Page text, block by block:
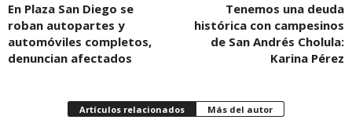
En Plaza San Diego se
roban autopartes y
automóviles completos,
denuncian afectados
Tenemos una deuda
histórica con campesinos
de San Andrés Cholula:
Karina Pérez
Artículos relacionados Más del autor